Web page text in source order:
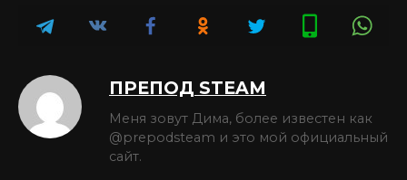
ПРЕПОД STEAM
Меня зовут Дима, более известен как
@prepodsteam и это мой официальный
сайт.